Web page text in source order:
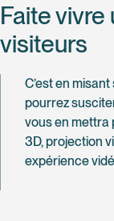
Faite
visiteurs
C’est en
pourrez
vous en mettra
3D, projection
expérience